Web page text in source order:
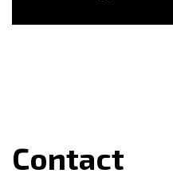
Contact